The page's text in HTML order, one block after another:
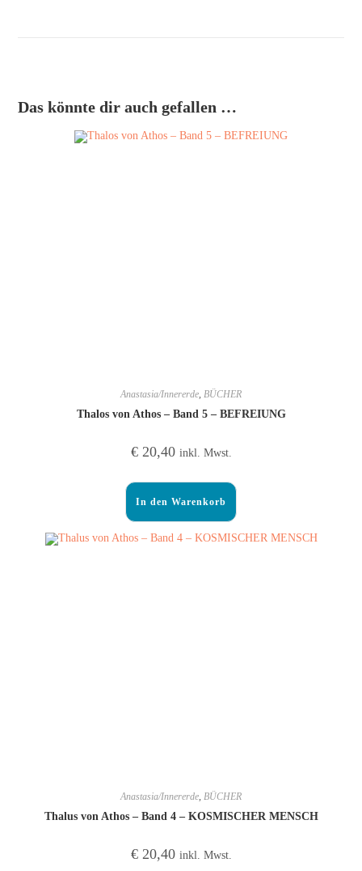
Das könnte dir auch gefallen …
Anastasia/Innererde, BÜCHER
Thalos von Athos – Band 5 – BEFREIUNG
€20,40 inkl. Mwst.
In den Warenkorb
Anastasia/Innererde BÜCHER
Thalus von Athos – Band 4 – KOSMISCHER MENSCH
€20,40 inkl. Mwst.